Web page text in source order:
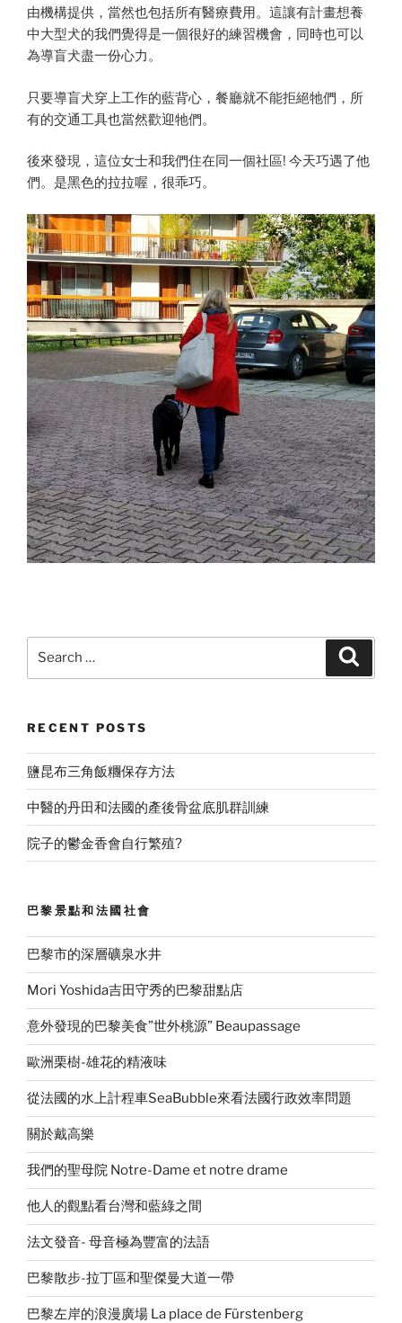
察”
由機構提供，當然也包括所有醫療費用。這讓有計畫想養
中大型犬的我們覺得是一個很好的練習機會，同時也可以
為導盲犬盡一份心力。
只要導盲犬穿上工作的藍背心，餐廳就不能拒絕牠們，所
有的交通工具也當然歡迎牠們。
後來發現，這位女士和我們住在同一個社區! 今天巧遇了他
們。是黑色的拉拉喔，很乖巧。
RECENT POSTS
鹽昆布三角飯糰保存方法
中醫的丹田和法國的產後骨盆底肌群訓練
院子的鬱金香會自行繁殖?
巴黎景點和法國社會
巴黎市的深層礦泉水井
Mori Yoshida吉田守秀的巴黎甜點店
意外發現的巴黎美食”世外桃源” Beaupassage
歐洲栗樹-雄花的精液味
從法國的水上計程車SeaBubble來看法國行政效率問題
關於戴高樂
我們的聖母院 Notre-Dame et notre drame
他人的觀點看台灣和藍綠之間
法文發音- 母音極為豐富的法語
巴黎散步-拉丁區和聖傑曼大道一帶
巴黎左岸的浪漫廣場 La place de Fürstenberg